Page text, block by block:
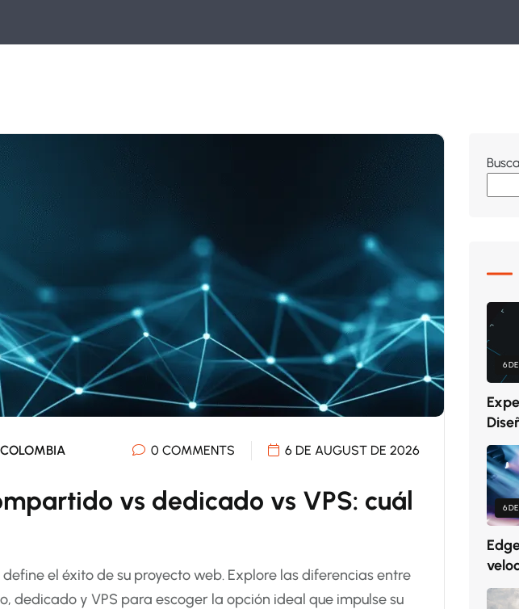
0 COMMENTS 6 DE AUGUST DE 2026
vs dedicado vs VPS: cuál
el éxito de su proyecto web. Explore las diferencias entre
dedicado y VPS para escoger la opción ideal que impulse su
6
6